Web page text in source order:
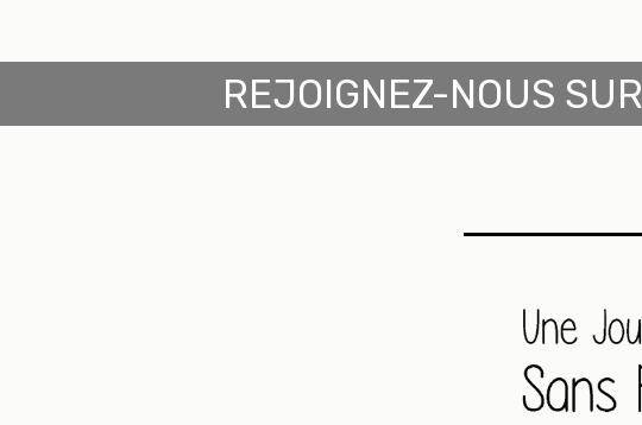
REJOIGNEZ-NOUS